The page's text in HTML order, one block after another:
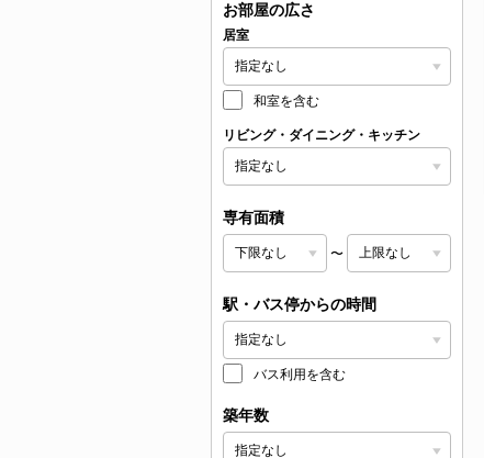
お部屋の広さ
居室
和室を含む
リビング・ダイニング・キッチン
専有面積
〜
駅・バス停からの時間
バス利用を含む
築年数